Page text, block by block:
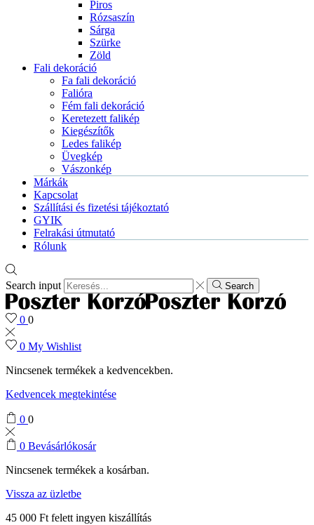
Piros
Rózsaszín
Sárga
Szürke
Zöld
Fali dekoráció
Fa fali dekoráció
Falióra
Fém fali dekoráció
Keretezett falikép
Kiegészítők
Ledes falikép
Üvegkép
Vászonkép
Márkák
Kapcsolat
Szállítási és fizetési tájékoztató
GYIK
Felrakási útmutató
Rólunk
Search input Search
0 0
0 My Wishlist
Nincsenek termékek a kedvencekben.
Kedvencek megtekintése
0 0
0 Bevásárlókosár
Nincsenek termékek a kosárban.
Vissza az üzletbe
45 000 Ft felett ingyen kiszállítás